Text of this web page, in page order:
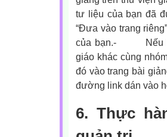
tư liệu của bạn đã
“Đưa vào trang
của bạn.-
Nếu
giáo khác cùng
đó vào trang bài
đường link dán vào
6. Thực